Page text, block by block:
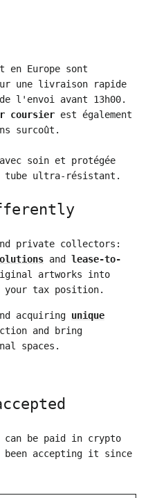
en Europe sont
une livraison rapide
l'envoi avant 13h00.
coursier est également
surcoût.
soin et protégée
tube ultra-résistant.
private collectors:
and lease-to-
artworks into
your tax position.
acquiring unique
and bring
spaces.
be paid in crypto
been accepting it since